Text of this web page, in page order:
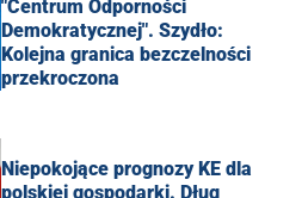
"Centrum Odporności
Demokratycznej". Szydło:
Kolejna granica bezczelności
przekroczona
Niepokojące prognozy KE dla
polskiej gospodarki. Dług